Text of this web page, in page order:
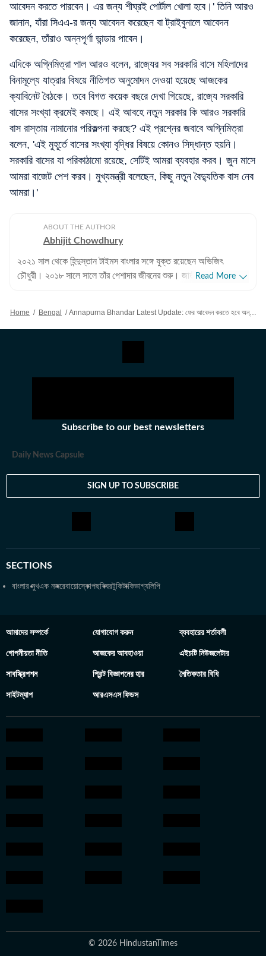
আবেদন করতে পারবেন। এর জন্য শীঘ্রই পোর্টাল খোলা হবে।' তিনি আরও
জানান, যাঁরা সিএএ-র জন্য আবেদন করেছেন বা ট্রাইবুনালে আবেদন
করেছেন, তাঁরাও অন্নপূর্ণা ভান্ডার পাবেন।
এদিকে অগ্নিমিত্রা পাল আরও বলেন, রাজ্যের সব সরকারি বাসে মহিলাদের
বিনামূল্যে যাত্রার বিষয়ে নীতিগত অনুমোদন দেওয়া হয়েছে আজকের
ক্যাবিনেট বৈঠকে। তবে বিগত কয়েক বছরে দেখা গিয়েছে, রাজ্যে সরকারি
বাসের সংখ্যা ক্রমেই কমছে। এই আবহে নতুন সরকার কি আরও সরকারি
বাস রাস্তায় নামানোর পরিকল্পনা করছে? এই প্রশ্নের জবাবে অগ্নিমিত্রা
বলেন, 'এই মুহূর্তে বাসের সংখ্যা বৃদ্ধির বিষয়ে কোনও সিদ্ধান্ত হয়নি।
সরকারি বাসের যা পরিকাঠামো রয়েছে, সেটিই আমরা ব্যবহার করব। জুন মাসে
আমরা বাজেট পেশ করব। মুখ্যমন্ত্রী বলেছেন, কিছু নতুন বৈদ্যুতিক বাস নেব
আমরা।'
ABOUT THE AUTHOR
Abhijit Chowdhury
২০২১ সাল থেকে হিন্দুস্তান টাইমস বাংলার সঙ্গে যুক্ত রয়েছেন অভিজিৎ
চৌধুরী। ২০১৮ সালে সালে তাঁর পেশাদার জীবনের শুরু। জাতীয়, আন্তর্জাতিক
বিষয়ে তাঁর আগ্রহ সবচেয়ে বেশি। কলকাতা বিশ্ববিদ্যালয় থেকে সাংবাদিকতায়
ভারতে কাজ করার অভিজ্ঞতা রয়েছে অভিজিতের। এছাড়া আকাশবাণীতে রেডিও
জকি হিসেবেও কাজ করেছিলেন তিনি। খবরের জগৎ ছাড়া খেলাধুলো, ইতিহাসে
থেকে। এরপর কলকাতা বিশ্ববিদ্যালয় থেকে একই বিষয়ে স্নাতকোত্তর ডিগ্রি
বই পড়ে এবং বিভিন্ন বিষয়ে ডকুমেন্টারি দেখে।
Read More
Home / Bengal / Annapurna Bhandar Latest Update: ফের আবেদন করতে হবে অন্নপূর্ণা ভাণ্ডারের জন্য? ট্রাইবুানালে নাম ঝুলে থাকলে মিলবে ভাতা?
Subscribe to our best newsletters
Daily News Capsule
SIGN UP TO SUBSCRIBE
SECTIONS
বাংলার মুখএক নজরেবায়োস্কোপছবিঘরটুকিটাকিভাগ্যলিপি
আমাদের সম্পর্কে যোগাযোগ করুন ব্যবহারের শর্তাবলী
গোপনীয়তা নীতি আজকের আবহাওয়া এইচটি নিউজলেটার
সাবস্ক্রিপশন প্রিন্ট বিজ্ঞাপনের হার নৈতিকতার বিধি
সাইটম্যাপ আরএসএস ফিডস
© 2026 HindustanTimes